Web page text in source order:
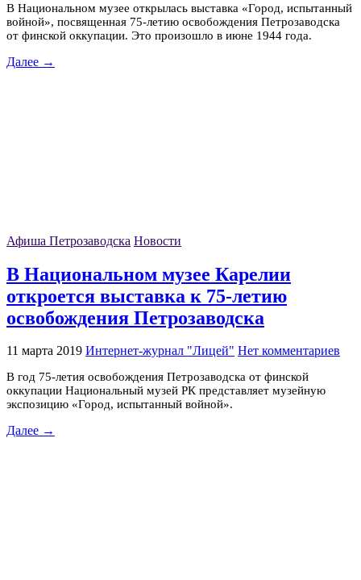
В Национальном музее открылась выставка «Город, испытанный
войной», посвященная 75-летию освобождения Петрозаводска
от финской оккупации. Это произошло в июне 1944 года.
Далее →
Афиша Петрозаводска Новости
В Национальном музее Карелии
откроется выставка к 75-летию
освобождения Петрозаводска
11 марта 2019 Интернет-журнал "Лицей" Нет комментариев
В год 75-летия освобождения Петрозаводска от финской
оккупации Национальный музей РК представляет музейную
экспозицию «Город, испытанный войной».
Далее →